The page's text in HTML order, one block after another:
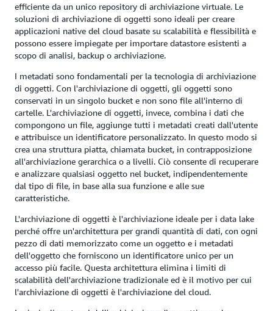
efficiente da un unico repository di archiviazione virtuale. Le
soluzioni di archiviazione di oggetti sono ideali per creare
applicazioni native del cloud basate su scalabilità e flessibilità e
possono essere impiegate per importare datastore esistenti a
scopo di analisi, backup o archiviazione.
I metadati sono fondamentali per la tecnologia di archiviazione
di oggetti. Con l'archiviazione di oggetti, gli oggetti sono
conservati in un singolo bucket e non sono file all'interno di
cartelle. L'archiviazione di oggetti, invece, combina i dati che
compongono un file, aggiunge tutti i metadati creati dall'utente
e attribuisce un identificatore personalizzato. In questo modo si
crea una struttura piatta, chiamata bucket, in contrapposizione
all'archiviazione gerarchica o a livelli. Ciò consente di recuperare
e analizzare qualsiasi oggetto nel bucket, indipendentemente
dal tipo di file, in base alla sua funzione e alle sue
caratteristiche.
L'archiviazione di oggetti è l'archiviazione ideale per i data lake
perché offre un'architettura per grandi quantità di dati, con ogni
pezzo di dati memorizzato come un oggetto e i metadati
dell'oggetto che forniscono un identificatore unico per un
accesso più facile. Questa architettura elimina i limiti di
scalabilità dell'archiviazione tradizionale ed è il motivo per cui
l'archiviazione di oggetti è l'archiviazione del cloud.